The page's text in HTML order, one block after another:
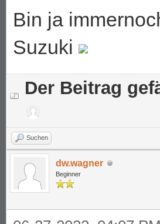
Bin ja
Suzuki
Der Beitrag
Suchen
dw.wagner
Beginner